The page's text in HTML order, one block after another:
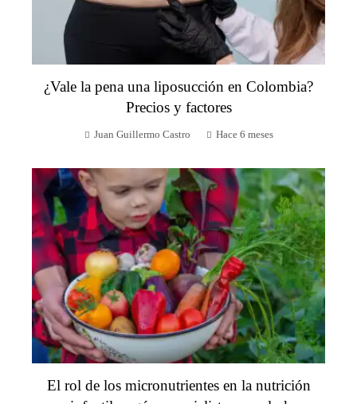
¿Vale la pena una liposucción en Colombia?
Precios y factores
Juan Guillermo Castro Hace 6 meses
El rol de los micronutrientes en la nutrición